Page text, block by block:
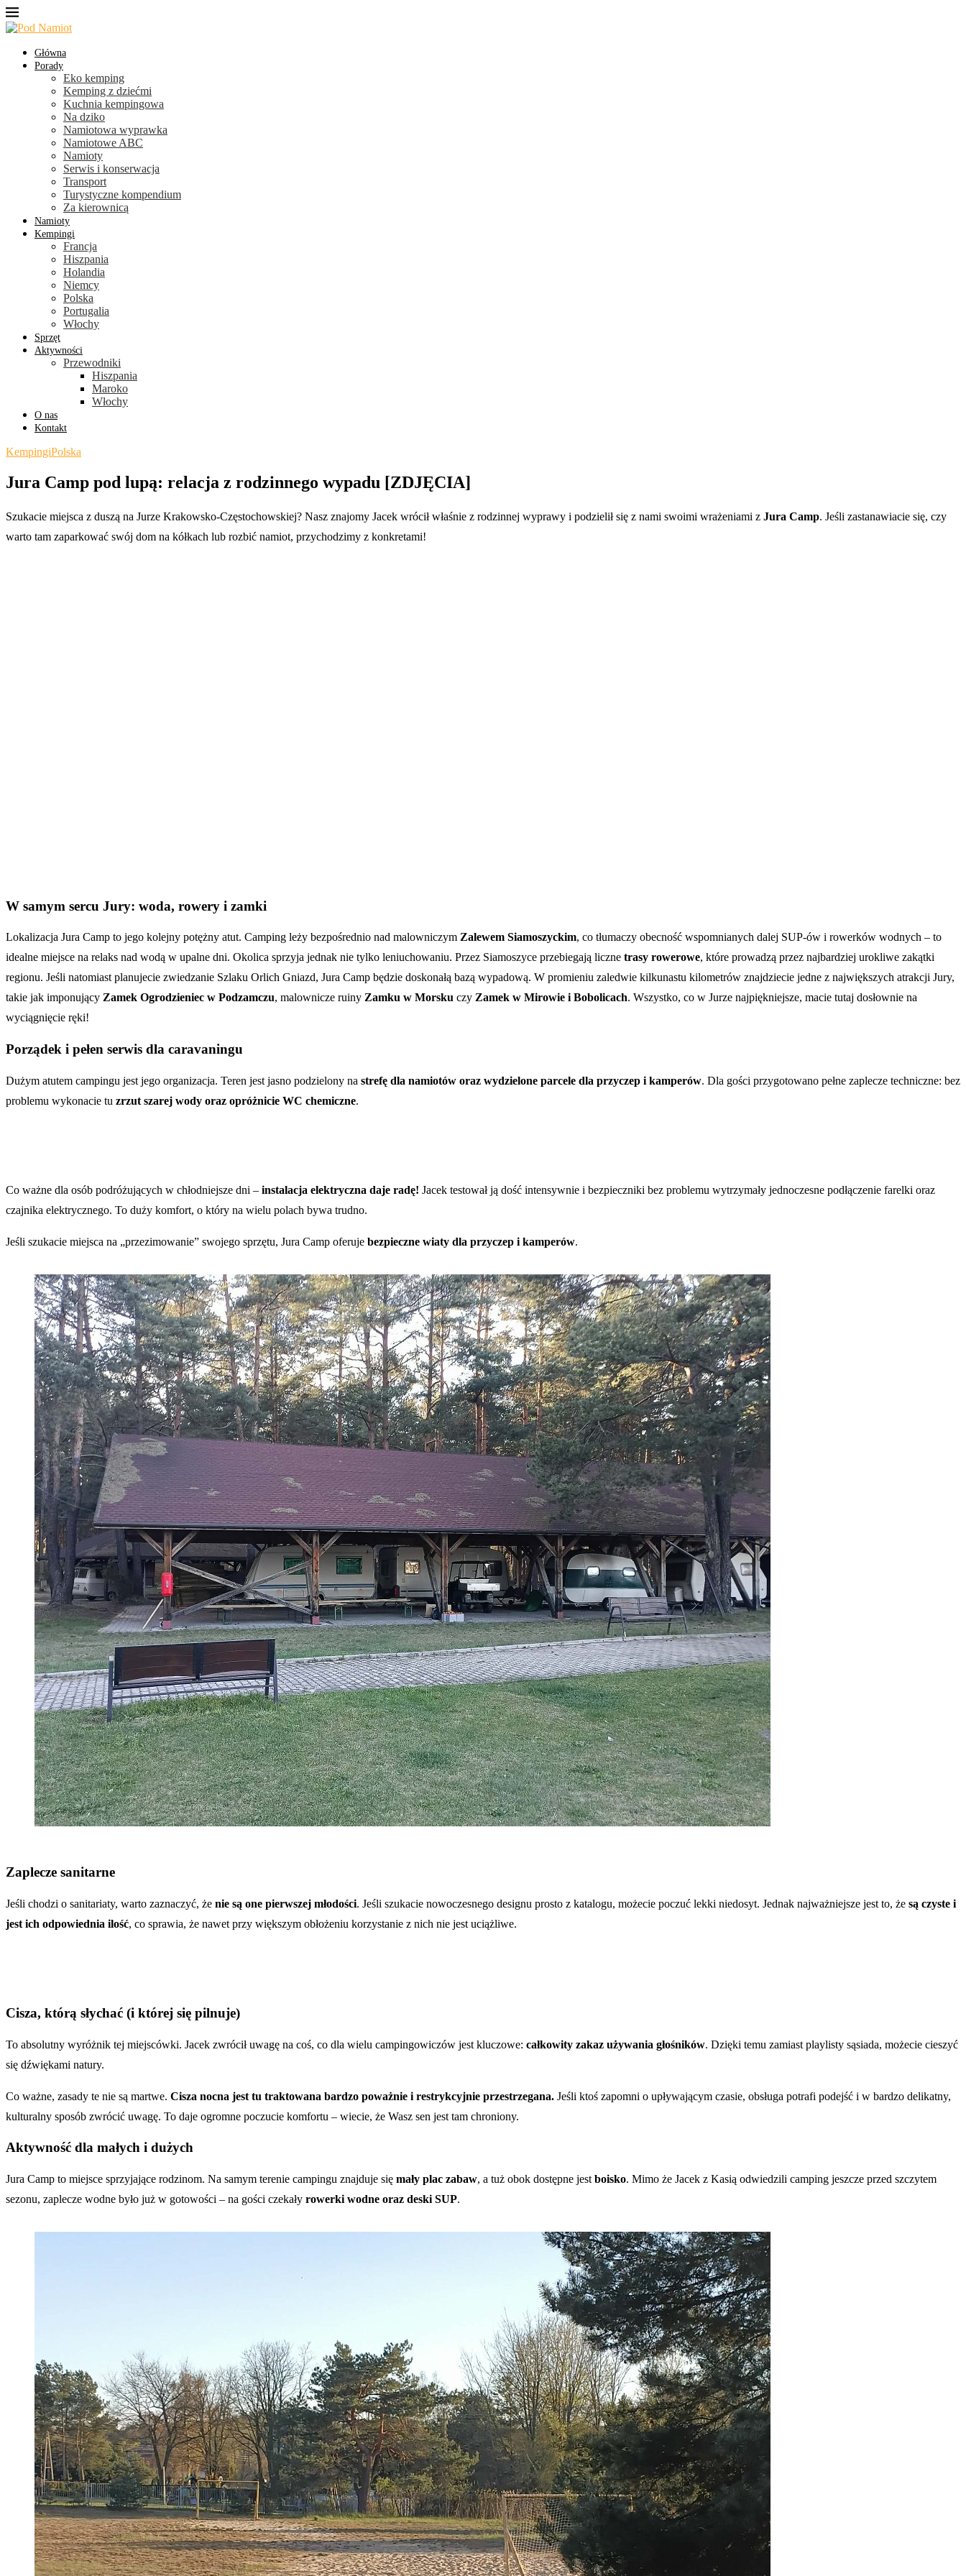
Główna
Porady
Eko kemping
Kemping z dziećmi
Kuchnia kempingowa
Na dziko
Namiotowa wyprawka
Namiotowe ABC
Namioty
Serwis i konserwacja
Transport
Turystyczne kompendium
Za kierownicą
Namioty
Kempingi
Francja
Hiszpania
Holandia
Niemcy
Polska
Portugalia
Włochy
Sprzęt
Aktywności
Przewodniki
Hiszpania
Maroko
Włochy
O nas
Kontakt
KempingiPolska
Jura Camp pod lupą: relacja z rodzinnego wypadu [ZDJĘCIA]
Szukacie miejsca z duszą na Jurze Krakowsko-Częstochowskiej? Nasz znajomy Jacek wrócił właśnie z rodzinnej wyprawy i podzielił się z nami swoimi wrażeniami z Jura Camp. Jeśli zastanawiacie się, czy
warto tam zaparkować swój dom na kółkach lub rozbić namiot, przychodzimy z konkretami!
W samym sercu Jury: woda, rowery i zamki
Lokalizacja Jura Camp to jego kolejny potężny atut. Camping leży bezpośrednio nad malowniczym Zalewem Siamoszyckim, co tłumaczy obecność wspomnianych dalej SUP-ów i rowerków wodnych – to
idealne miejsce na relaks nad wodą w upalne dni. Okolica sprzyja jednak nie tylko leniuchowaniu. Przez Siamoszyce przebiegają liczne trasy rowerowe, które prowadzą przez najbardziej urokliwe zakątki
regionu. Jeśli natomiast planujecie zwiedzanie Szlaku Orlich Gniazd, Jura Camp będzie doskonałą bazą wypadową. W promieniu zaledwie kilkunastu kilometrów znajdziecie jedne z największych atrakcji Jury,
takie jak imponujący Zamek Ogrodzieniec w Podzamczu, malownicze ruiny Zamku w Morsku czy Zamek w Mirowie i Bobolicach. Wszystko, co w Jurze najpiękniejsze, macie tutaj dosłownie na
wyciągnięcie ręki!
Porządek i pełen serwis dla caravaningu
Dużym atutem campingu jest jego organizacja. Teren jest jasno podzielony na strefę dla namiotów oraz wydzielone parcele dla przyczep i kamperów. Dla gości przygotowano pełne zaplecze techniczne: bez
problemu wykonacie tu zrzut szarej wody oraz opróżnicie WC chemiczne.
Co ważne dla osób podróżujących w chłodniejsze dni – instalacja elektryczna daje radę! Jacek testował ją dość intensywnie i bezpieczniki bez problemu wytrzymały jednoczesne podłączenie farelki oraz
czajnika elektrycznego. To duży komfort, o który na wielu polach bywa trudno.
Jeśli szukacie miejsca na „przezimowanie” swojego sprzętu, Jura Camp oferuje bezpieczne wiaty dla przyczep i kamperów.
Zaplecze sanitarne
Jeśli chodzi o sanitariaty, warto zaznaczyć, że nie są one pierwszej młodości. Jeśli szukacie nowoczesnego designu prosto z katalogu, możecie poczuć lekki niedosyt. Jednak najważniejsze jest to, że są czyste i
jest ich odpowiednia ilość, co sprawia, że nawet przy większym obłożeniu korzystanie z nich nie jest uciążliwe.
Cisza, którą słychać (i której się pilnuje)
To absolutny wyróżnik tej miejscówki. Jacek zwrócił uwagę na coś, co dla wielu campingowiczów jest kluczowe: całkowity zakaz używania głośników. Dzięki temu zamiast playlisty sąsiada, możecie cieszyć
się dźwiękami natury.
Co ważne, zasady te nie są martwe. Cisza nocna jest tu traktowana bardzo poważnie i restrykcyjnie przestrzegana. Jeśli ktoś zapomni o upływającym czasie, obsługa potrafi podejść i w bardzo delikatny,
kulturalny sposób zwrócić uwagę. To daje ogromne poczucie komfortu – wiecie, że Wasz sen jest tam chroniony.
Aktywność dla małych i dużych
Jura Camp to miejsce sprzyjające rodzinom. Na samym terenie campingu znajduje się mały plac zabaw, a tuż obok dostępne jest boisko. Mimo że Jacek z Kasią odwiedzili camping jeszcze przed szczytem
sezonu, zaplecze wodne było już w gotowości – na gości czekały rowerki wodne oraz deski SUP.